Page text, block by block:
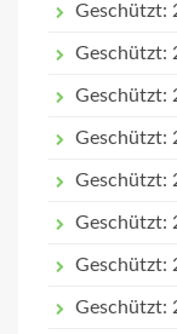
Geschützt:
Geschützt:
Geschützt:
Geschützt:
Geschützt:
Geschützt:
Geschützt:
Geschützt: